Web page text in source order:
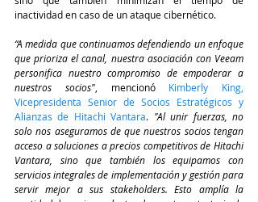
inactividad en caso de un ataque cibernético.
“A medida que continuamos defendiendo un enfoque
que prioriza el canal, nuestra asociación con Veeam
personifica nuestro compromiso de empoderar a
nuestros socios", mencionó Kimberly King,
Vicepresidenta Senior de Socios Estratégicos y
Alianzas de Hitachi Vantara. "Al unir fuerzas, no
solo nos aseguramos de que nuestros socios tengan
acceso a soluciones a precios competitivos de Hitachi
Vantara, sino que también los equipamos con
servicios integrales de implementación y gestión para
servir mejor a sus stakeholders. Esto amplía la